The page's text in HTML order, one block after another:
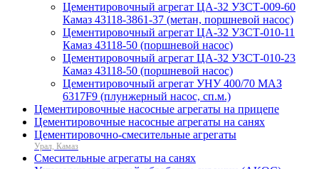
Цементировочный агрегат ЦА-32 УЗСТ-009-60
Камаз 43118-3861-37 (метан, поршневой насос)
Цементировочный агрегат ЦА-32 УЗСТ-010-11
Камаз 43118-50 (поршневой насос)
Цементировочный агрегат ЦА-32 УЗСТ-010-23
Камаз 43118-50 (поршневой насос)
Цементировочный агрегат УНУ 400/70 МАЗ
6317F9 (плунжерный насос, сп.м.)
Цементировочные насосные агрегаты на прицепе
Цементировочные насосные агрегаты на санях
Цементировочно-смесительные агрегаты
Урал, Камаз
Смесительные агрегаты на санях